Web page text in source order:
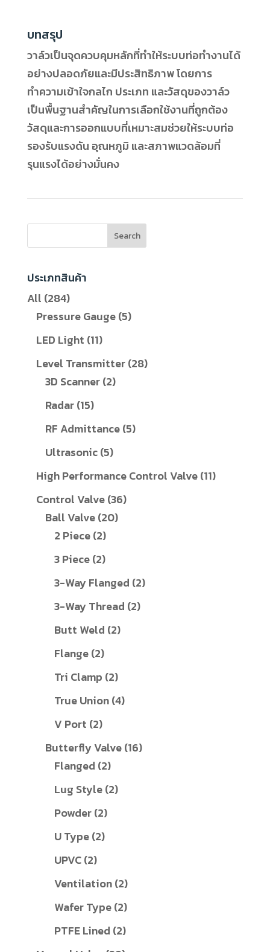
บทสรุป
วาล์วเป็นจุดควบคุมหลักที่ทำให้ระบบท่อทำงานได้
อย่างปลอดภัยและมีประสิทธิภาพ โดยการ
ทำความเข้าใจกลไก ประเภท และวัสดุของวาล์ว
เป็นพื้นฐานสำคัญในการเลือกใช้งานที่ถูกต้อง
วัสดุและการออกแบบที่เหมาะสมช่วยให้ระบบท่อ
รองรับแรงดัน อุณหภูมิ และสภาพแวดล้อมที่
รุนแรงได้อย่างมั่นคง
Search
ประเภทสินค้า
All 284284
สินค้า
Pressure Gauge 55
LED Light 1111
สินค้า
Level Transmitter 2828
3D Scanner 22
Radar 1515
สินค้า
RF Admittance 55
Ultrasonic 55
สินค้า
High Performance Control Valve 1111
Control Valve 3636
Ball Valve 2020
2 Piece 22
สินค้า
3 Piece 22
3-Way Flanged 22
3-Way Thread 22
Butt Weld 22
Flange 22
สินค้า
Tri Clamp 22
สินค้า
True Union 44
V Port 22
สินค้า
Butterfly Valve 1616
Flanged 22
สินค้า
Lug Style 22
Powder 22
สินค้า
U Type 22
UPVC 22
สินค้า
Ventilation 22
สินค้า
Wafer Type 22
สินค้า
PTFE Lined 22
สินค้า